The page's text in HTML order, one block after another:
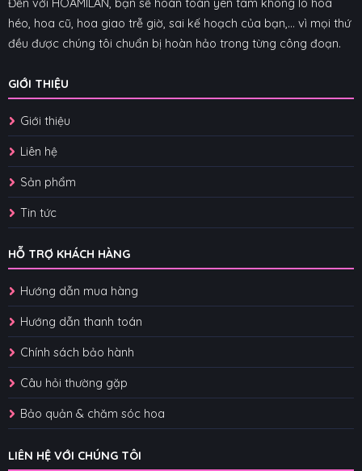
Đến với HOAMILAN, bạn sẽ hoàn toàn yên tâm không lo hoa
héo, hoa cũ, hoa giao trễ giờ, sai kế hoạch của bạn,... vì mọi thứ
đều được chúng tôi chuẩn bị hoàn hảo trong từng công đoạn.
GIỚI THIỆU
Giới thiệu
Liên hệ
Sản phẩm
Tin tức
HỖ TRỢ KHÁCH HÀNG
Hướng dẫn mua hàng
Hướng dẫn thanh toán
Chính sách bảo hành
Câu hỏi thường gặp
Bảo quản & chăm sóc hoa
LIÊN HỆ VỚI CHÚNG TÔI